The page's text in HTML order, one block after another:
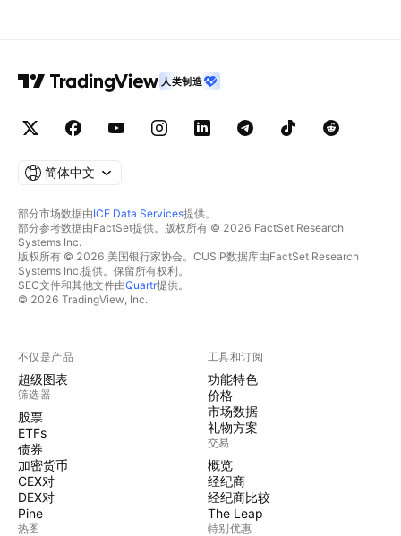
人类制造
简体中文
部分市场数据由ICE Data Services提供。
部分参考数据由FactSet提供。版权所有 © 2026 FactSet Research
Systems Inc.
版权所有 © 2026 美国银行家协会。CUSIP数据库由FactSet Research
Systems Inc.提供。保留所有权利。
SEC文件和其他文件由Quartr提供。
© 2026 TradingView, Inc.
不仅是产品
超级图表
筛选器
股票
ETFs
债券
加密货币
CEX对
DEX对
Pine
热图
工具和订阅
功能特色
价格
市场数据
礼物方案
交易
概览
经纪商
经纪商比较
The Leap
特别优惠